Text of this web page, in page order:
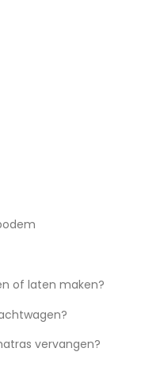
of laten maken?
vervangen?